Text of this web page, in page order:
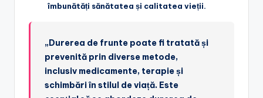
îmbunătăți sănătatea și calitatea vieții.
„Durerea de frunte poate fi tratată și
prevenită prin diverse metode,
inclusiv medicamente, terapie și
schimbări în stilul de viață. Este